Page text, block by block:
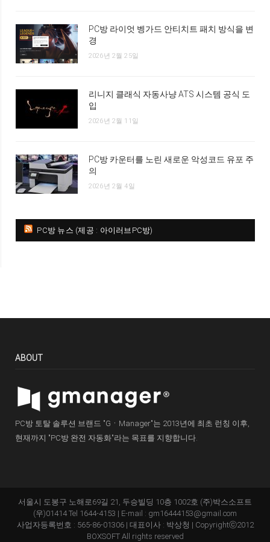
PC방 라이엇 벵가드 안티치트 패치 방식을 변
경
2026년 2월 25일
리니지 클래식 자동사냥 ATS 시스템 공식 도
입
2026년 2월 11일
PC방 카운터를 노린 새로운 악성코드 유포 주
의
2026년 2월 4일
PC방 뉴스 (제공 : 아이러브PC방)
ABOUT
PC방 토탈 솔루션 브랜드 "GㆍManager"는 2013년에 최초 런칭 이후,
현재까지 "PC방 완전 자동화"라는 목표를 지향합니다.
서울시 도봉구 노해로69길 21, 두승빌딩 10층 1002호 (주)박스소프트
(우)01414 Tel 1644-4153 | E-mail : gm16444153@gmail.com
사업자등록번호 : 565-86-01306 | 대표이사 : 박상청 | Copyrightⓒ2012
BOXSOFT All rights reserved